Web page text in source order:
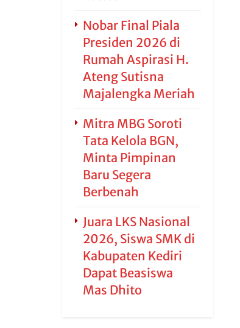
Nobar Final Piala
Presiden 2026 di
Rumah Aspirasi H.
Ateng Sutisna
Majalengka Meriah
Mitra MBG Soroti
Tata Kelola BGN,
Minta Pimpinan
Baru Segera
Berbenah
Juara LKS Nasional
2026, Siswa SMK di
Kabupaten Kediri
Dapat Beasiswa
Mas Dhito